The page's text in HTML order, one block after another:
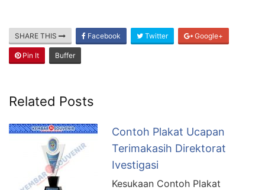
SHARE THIS Facebook Twitter Google+
Pin It Buffer
Related Posts
Contoh Plakat Ucapan
Terimakasih Direktorat
Ivestigasi
Kesukaan Contoh Plakat